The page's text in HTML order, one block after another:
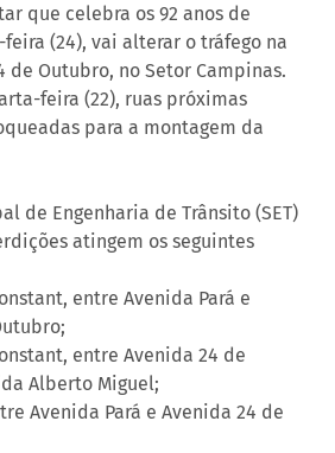
que celebra os 92 anos de
(24), vai alterar o tráfego na
de Outubro, no Setor Campinas.
feira (22), ruas próximas
para a montagem da
de Engenharia de Trânsito (SET)
atingem os seguintes
entre Avenida Pará e
entre Avenida 24 de
Alberto Miguel;
Avenida Pará e Avenida 24 de